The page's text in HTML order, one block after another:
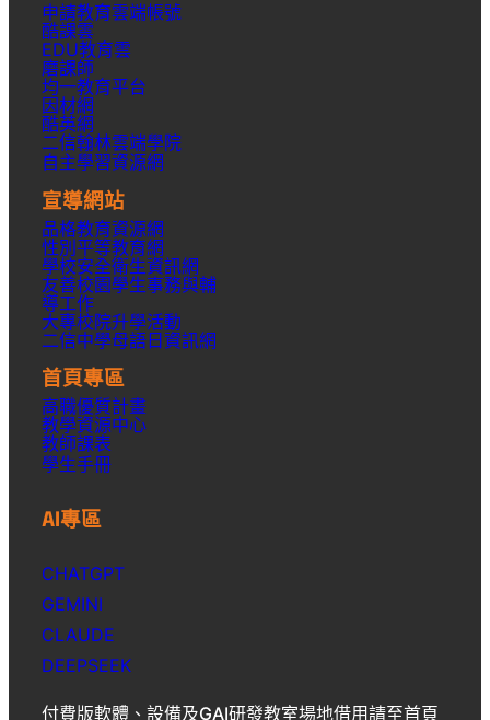
申請教育雲端帳號
酷課雲
EDU教育雲
磨課師
均一教育平台
因材網
酷英網
二信翰林雲端學院
自主學習資源網
宣導網站
品格教育資源網
性別平等教育網
學校安全衛生資訊網
友善校園學生事務與輔
導工作
大專校院升學活動
二信中學母語日資訊網
首頁專區
高職優質計畫
教學資源中心
教師課表
學生手冊
AI專區
CHATGPT
GEMINI
CLAUDE
DEEPSEEK
付費版軟體、設備及GAI研發教室場地借用請至首頁